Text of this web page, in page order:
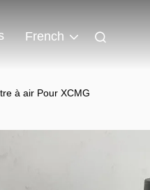
French
à air Pour XCMG